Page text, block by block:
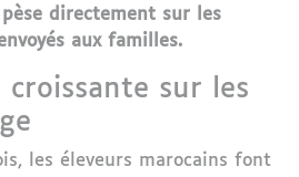
directement sur les
aux familles.
croissante sur les
les éleveurs marocains font